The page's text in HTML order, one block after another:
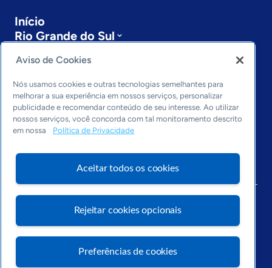
Início
Rio Grande do Sul
Últimas notícias
Entre em contato
Editorias
Economia & Política
Inovação & Tecnologia
Visite o Portal Sebrae
Aviso de Cookies
Nós usamos cookies e outras tecnologias semelhantes para
melhorar a sua experiência em nossos serviços, personalizar
publicidade e recomendar conteúdo de seu interesse. Ao utilizar
nossos serviços, você concorda com tal monitoramento descrito
em nossa
Política de Privacidade
Aceitar todos os cookies
Rejeitar cookies opcionais
Preferências de cookies